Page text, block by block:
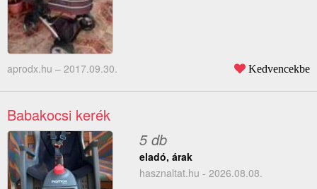
aprodx.hu – 2017.09.30. Kedvencekbe
Babakocsi kerék
5 db
eladó, árak
hasznaltat.hu - 2026.08.08.